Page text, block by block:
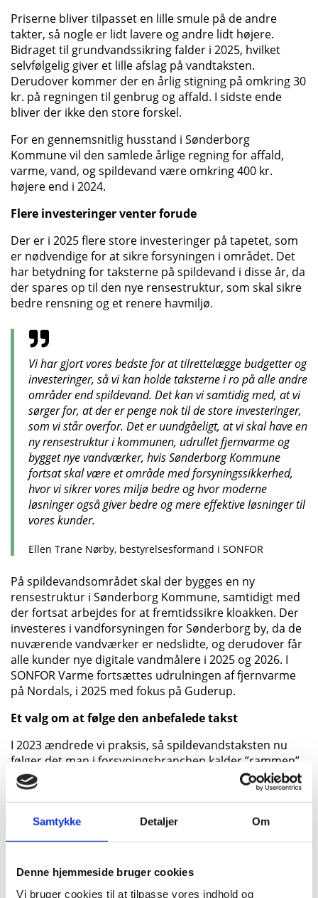
Samtykke Detaljer Om
Denne hjemmeside bruger cookies
Vi bruger cookies til at tilpasse vores indhold og
Priserne bliver tilpasset en lille smule på de andre
takter, så nogle er lidt lavere og andre lidt højere.
Bidraget til grundvandssikring falder i 2025, hvilket
selvfølgelig giver et lille afslag på vandtaksten.
Derudover kommer der en årlig stigning på omkring 30
kr. på regningen til genbrug og affald. I sidste ende
bliver der ikke den store forskel.
For en gennemsnitlig husstand i Sønderborg
Kommune vil den samlede årlige regning for affald,
varme, vand, og spildevand være omkring 400 kr.
højere end i 2024.
Flere investeringer venter forude
Der er i 2025 flere store investeringer på tapetet, som
er nødvendige for at sikre forsyningen i området. Det
har betydning for taksterne på spildevand i disse år, da
der spares op til den nye rensestruktur, som skal sikre
bedre rensning og et renere havmiljø.
Vi har gjort vores bedste for at tilrettelægge budgetter og
investeringer, så vi kan holde taksterne i ro på alle andre
områder end spildevand. Det kan vi samtidig med, at vi
sørger for, at der er penge nok til de store investeringer,
som vi står overfor. Det er uundgåeligt, at vi skal have en
ny rensestruktur i kommunen, udrullet fjernvarme og
bygget nye vandværker, hvis Sønderborg Kommune
fortsat skal være et område med forsyningssikkerhed,
hvor vi sikrer vores miljø bedre og hvor moderne
løsninger også giver bedre og mere effektive løsninger til
vores kunder.
Ellen Trane Nørby, bestyrelsesformand i SONFOR
På spildevandsområdet skal der bygges en ny
rensestruktur i Sønderborg Kommune, samtidigt med
der fortsat arbejdes for at fremtidssikre kloakken. Der
investeres i vandforsyningen for Sønderborg by, da de
nuværende vandværker er nedslidte, og derudover får
alle kunder nye digitale vandmålere i 2025 og 2026. I
SONFOR Varme fortsættes udrulningen af fjernvarme
på Nordals, i 2025 med fokus på Guderup.
Et valg om at følge den anbefalede takst
I 2023 ændrede vi praksis, så spildevandstaksten nu
følger det man i forsyningsbranchen kalder ”rammen”.
Hvert år bestemmer det nationale forsyningstilsyn
nemlig, hvor meget hvert af landets vand- og
spildvandsselskaber må indkræve i takster. Den
takst sættes ud fra, hvad det er forventeligt, at hvert
enkelte selskab skal bruge på at drifte og udvikle vand-